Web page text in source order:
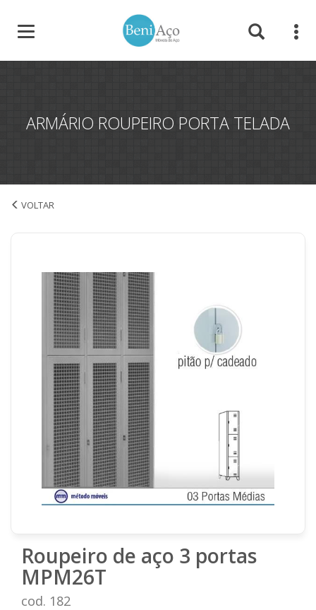
ARMÁRIO ROUPEIRO PORTA TELADA
Armário Roupeiro Porta Telada
Roupeiro de aço 3 portas
MPM26T
cod. 182